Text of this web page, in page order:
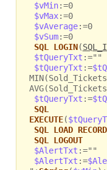
$vMin:=0
$vMax:=0
$vAverage:=0
$vSum:=0
SQL LOGIN(
$tQueryTxt :=""
$tQueryTxt :=
$tQueryTxt :=
SQL
EXECUTE(
SQL LOAD RECORD
SQL LOGOUT
$AlertTxt :=""
$AlertTxt :=